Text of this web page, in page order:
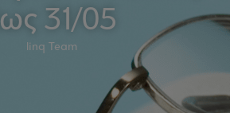
31/05
linq Team